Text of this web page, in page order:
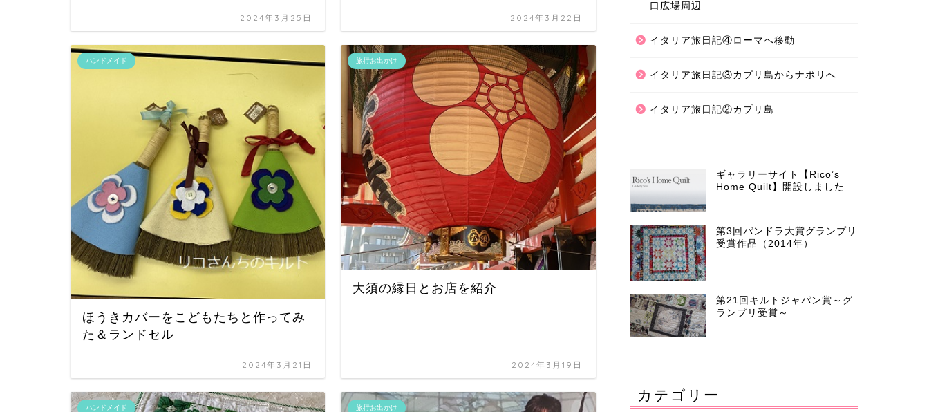
2024年3月25日 2024年3月22日
ハンドメイド
ほうきカバーをこどもたちと作ってみ
た＆ランドセル
2024年3月21日
旅行お出かけ
大須の縁日とお店を紹介
2024年3月19日
ハンドメイド 旅行お出かけ
口広場周辺
イタリア旅日記④ローマへ移動
イタリア旅日記③カプリ島からナポリへ
イタリア旅日記②カプリ島
ギャラリーサイト【Rico’s
Home Quilt】開設しました
第3回パンドラ大賞グランプリ
受賞作品（2014年）
第21回キルトジャパン賞～グ
ランプリ受賞～
カテゴリー